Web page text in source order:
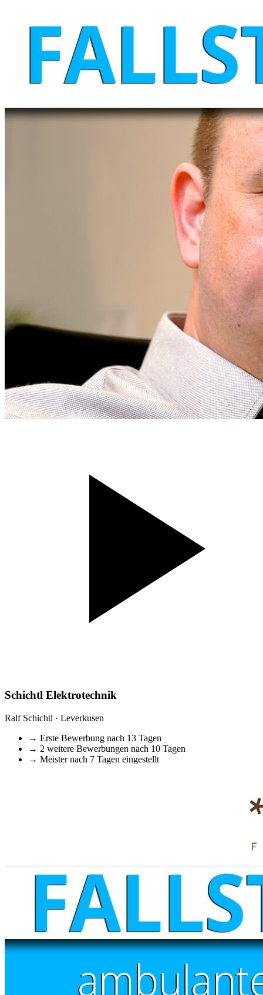
Schichtl Elektrotechnik
Ralf Schichtl · Leverkusen
→ Erste Bewerbung nach 13 Tagen
→ 2 weitere Bewerbungen nach 10 Tagen
→ Meister nach 7 Tagen eingestellt